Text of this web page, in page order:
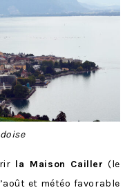
la Maison Cailler (le
et météo favorable